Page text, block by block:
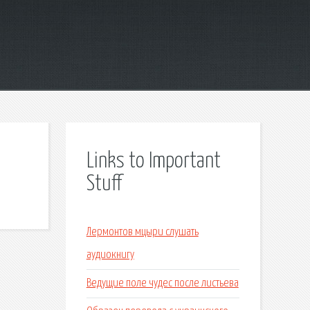
Links to Important
Stuff
Лермонтов мцыри слушать
аудиокнигу
Ведущие поле чудес после листьева